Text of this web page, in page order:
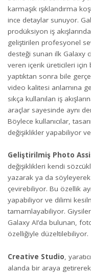
karmaşık ışıklandırma
ince detaylar sunuyor.
prodüksiyon iş
geliştirilen profesyonel
desteği sunan ilk Galaxy
veren içerik üreticileri
yaptıktan sonra bile
video kalitesi anlamına
sıkça kullanılan iş
araçlar sayesinde aynı
Böylece kullanıcılar,
değişiklikler yapabiliyor ve
Geliştirilmiş Photo
değişiklikleri kendi
yazarak ya da
çevirebiliyor. Bu özellik
yapabiliyor ve dilimi
tamamlayabiliyor.
Galaxy AI’da bulunan,
özelliğiyle düzeltilebiliyor.
Creative Studio ,
alanda bir araya